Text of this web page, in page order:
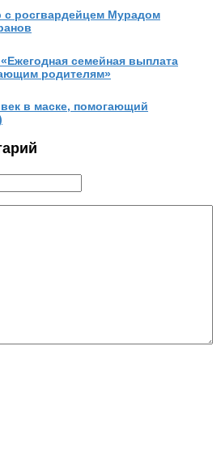
с росгвардейцем Мурадом
семейная выплата
родителям»
в маске, помогающий